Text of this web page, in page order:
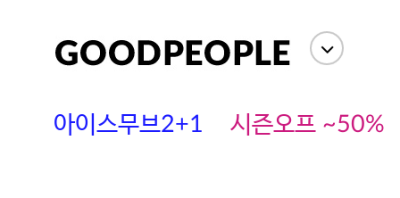
아이스무브2+1 시즌오프 ~50%